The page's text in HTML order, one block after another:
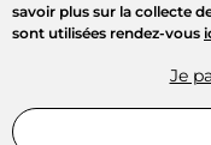
savoir plus sur la collecte
sont utilisées rendez-vous
Je